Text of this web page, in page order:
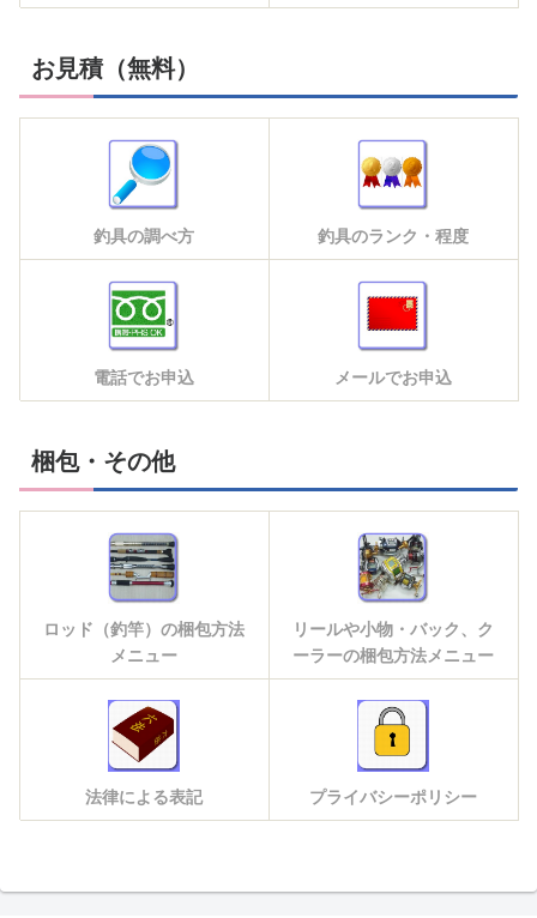
お見積（無料）
釣具の調べ方 釣具のランク・程度
電話でお申込 メールでお申込
梱包・その他
ロッド（釣竿）の梱包方法
メニュー
リールや小物・バック、ク
ーラーの梱包方法メニュー
法律による表記 プライバシーポリシー